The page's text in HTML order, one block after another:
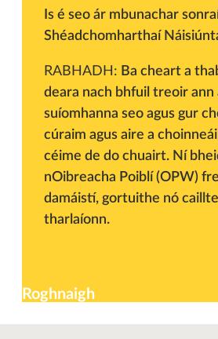
Is é seo ár mbunachar
Shéadchomharthaí
RABHADH: Ba cheart a
deara nach bhfuil treoir ann
suíomhanna seo agus gur
cúraim agus aire a
céime de do chuairt. Ní
nOibreacha Poiblí (OPW)
damáistí, gortuithe nó
tharlaíonn.
Roghnaigh